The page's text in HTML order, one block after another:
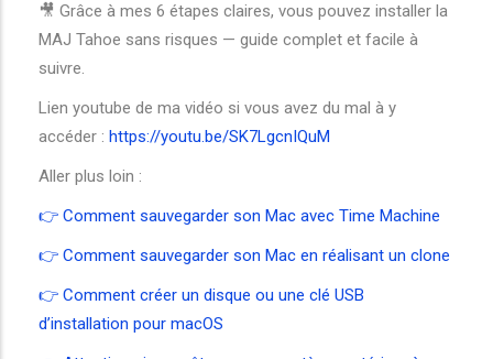
🎥 Grâce à mes 6 étapes claires, vous pouvez installer la
MAJ Tahoe sans risques — guide complet et facile à
suivre.
Lien youtube de ma vidéo si vous avez du mal à y
accéder : https://youtu.be/SK7LgcnIQuM
Aller plus loin :
👉 Comment sauvegarder son Mac avec Time Machine
👉 Comment sauvegarder son Mac en réalisant un clone
👉 Comment créer un disque ou une clé USB
d’installation pour macOS